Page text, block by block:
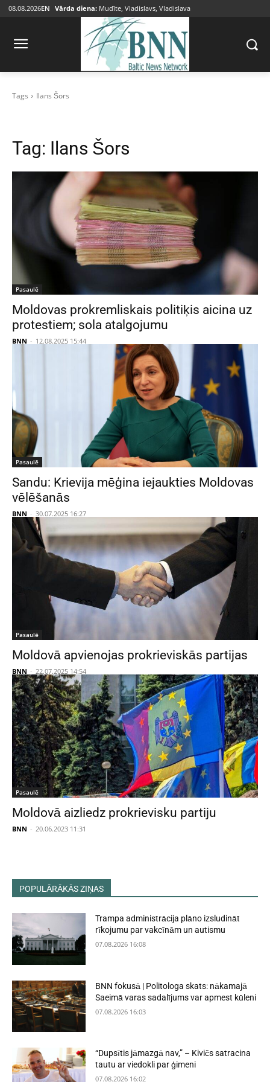
08.08.2026EN Vārda diena: Mudīte, Vladislavs, Vladislava
Tags Ilans Šors
Tag: Ilans Šors
Pasaulē
Moldovas prokremliskais politiķis aicina uz
protestiem; sola atalgojumu
BNN - 12.08.2025 15:44
Pasaulē
Sandu: Krievija mēģina iejaukties Moldovas
vēlēšanās
BNN - 30.07.2025 16:27
Pasaulē
Moldovā apvienojas prokrieviskās partijas
BNN - 22.07.2025 14:54
Pasaulē
Moldovā aizliedz prokrievisku partiju
BNN - 20.06.2023 11:31
POPULĀRĀKĀS ZIŅAS
Trampa administrācija plāno izsludināt
rīkojumu par vakcīnām un autismu
07.08.2026 16:08
BNN fokusā | Politologa skats: nākamajā
Saeimā varas sadalījums var apmest kūleni
07.08.2026 16:03
“Dupsītis jāmazgā nav,” – Kivičs satracina
tautu ar viedokli par ģimeni
07.08.2026 16:02